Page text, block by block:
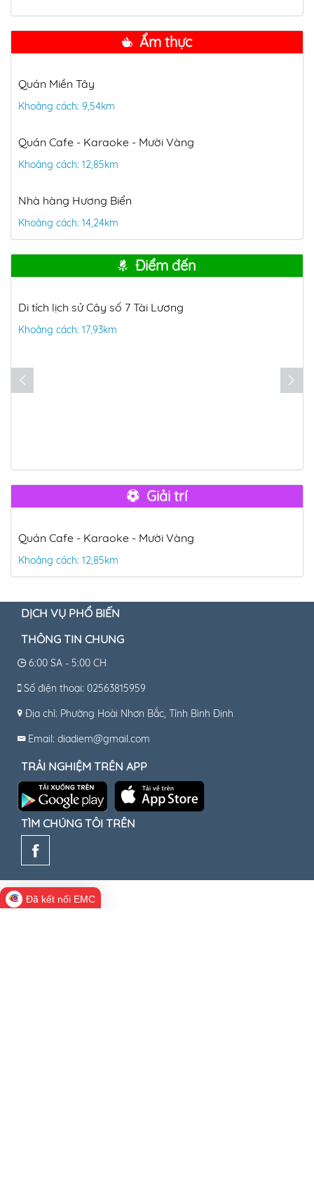
Ẩm thực
Quán Miền Tây
Khoảng cách: 9,54km
Quán Cafe - Karaoke - Mười Vàng
Khoảng cách: 12,85km
Nhà hàng Hương Biển
Khoảng cách: 14,24km
Điểm đến
Di tích lịch sử Cây số 7 Tài Lương
Khoảng cách: 17,93km
Giải trí
Quán Cafe - Karaoke - Mười Vàng
Khoảng cách: 12,85km
DỊCH VỤ PHỔ BIẾN
THÔNG TIN CHUNG
6:00 SA - 5:00 CH
Số điện thoại: 02563815959
Địa chỉ: Phường Hoài Nhơn Bắc, Tỉnh Bình Định
Email: diadiem@gmail.com
TRẢI NGHIỆM TRÊN APP
TÌM CHÚNG TÔI TRÊN
Đã kết nối EMC